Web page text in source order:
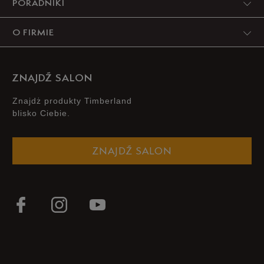
PORADNIKI
O FIRMIE
ZNAJDŹ SALON
Znajdż produkty Timberland
blisko Ciebie.
ZNAJDŹ SALON